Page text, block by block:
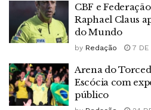
CBF e
Raphael Claus
do Mundo
by Redação 7 DE
Arena do
Escócia com
público